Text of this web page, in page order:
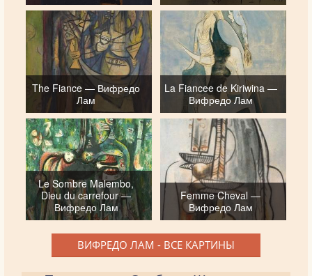
The Fiance — Вифредо
Лам
La Fiancee de Kiriwina —
Вифредо Лам
Le Sombre Malembo,
Dieu du carrefour —
Вифредо Лам
Femme Cheval —
Вифредо Лам
ВИФРЕДО ЛАМ - ВСЕ КАРТИНЫ